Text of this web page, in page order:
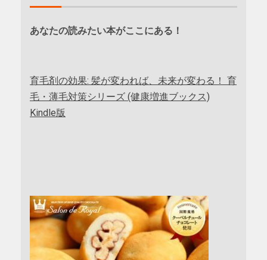
あなたの読みたい本がここにある！
育毛剤の効果: 髪が変われば、未来が変わる！ 育
毛・薄毛対策シリーズ (健康増進ブックス)
Kindle版